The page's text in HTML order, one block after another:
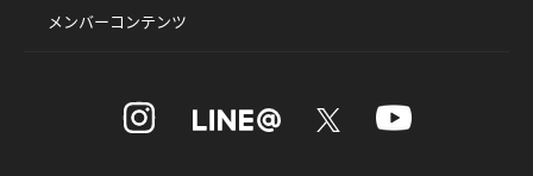
メンバーコンテンツ